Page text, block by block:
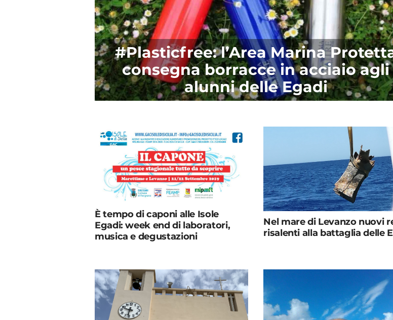
#Plasticfree: l’Area Marina
consegna borracce in acciaio agli
alunni delle Egadi
È tempo di caponi alle Isole
Egadi: week end di laboratori,
musica e degustazioni
Nel mare di Levanzo nuovi
risalenti alla battaglia delle